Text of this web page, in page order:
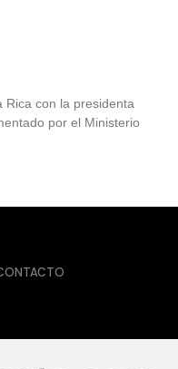
Rica con la presidenta
por el Ministerio